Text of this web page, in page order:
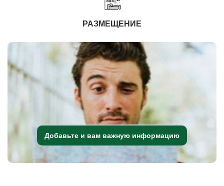
РАЗМЕЩЕНИЕ
Добавьте и вам важную информацию